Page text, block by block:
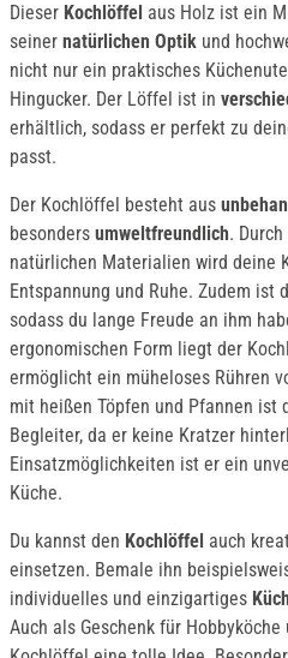
Dieser Kochlöffel aus Holz ist ein
seiner natürlichen Optik und
nicht nur ein praktisches
Hingucker. Der Löffel ist in
erhältlich, sodass er perfekt zu
passt.
Der Kochlöffel besteht aus
besonders umweltfreundlich.
natürlichen Materialien wird deine
Entspannung und Ruhe. Zudem ist
sodass du lange Freude an ihm
ergonomischen Form liegt der
ermöglicht ein müheloses Rühren
mit heißen Töpfen und Pfannen ist
Begleiter, da er keine Kratzer
Einsatzmöglichkeiten ist er ein
Küche.
Du kannst den Kochlöffel auch
einsetzen. Bemale ihn
individuelles und einzigartiges
Auch als Geschenk für